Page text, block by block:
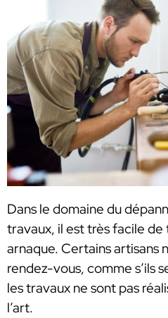
Dans le domaine du
travaux, il est très facile de
arnaque. Certains artisans
rendez-vous, comme s’ils
les travaux ne sont pas
l’art.